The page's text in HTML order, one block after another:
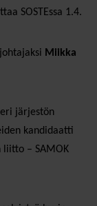
SOSTEssa 1.4.
Miikka
järjestön
kandidaatti
liitto – SAMOK